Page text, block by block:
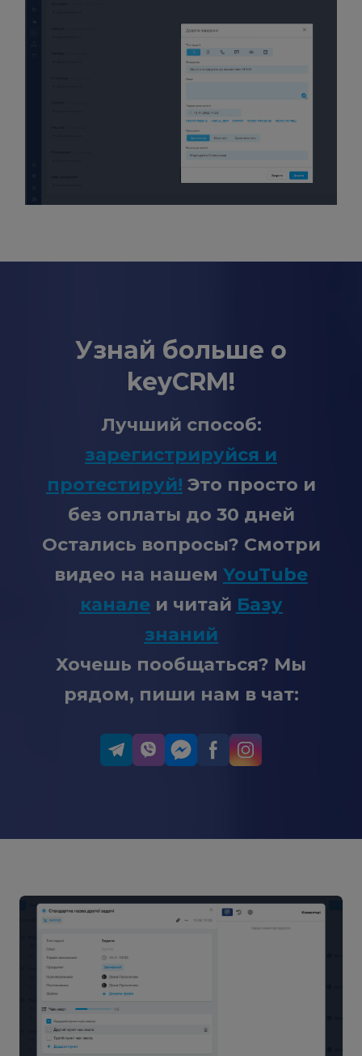
Узнай больше о
keyCRM!
Лучший способ:
зарегистрируйся и
протестируй! Это просто и
без оплаты до 30 дней
Остались вопросы? Смотри
видео на нашем YouTube
канале и читай Базу
знаний
Хочешь пообщаться? Мы
рядом, пиши нам в чат: